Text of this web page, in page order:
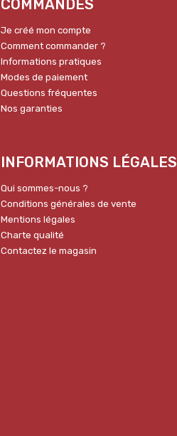
COMMANDES
Je créé mon compte
Comment commander ?
Informations pratiques
Modes de paiement
Questions fréquentes
Nos garanties
INFORMATIONS LÉGALES
Qui sommes-nous ?
Conditions générales de vente
Mentions légales
Charte qualité
Contactez le magasin